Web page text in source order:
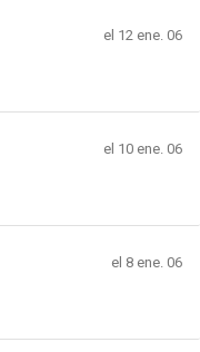
el 12 ene. 06
el 10 ene. 06
el 8 ene. 06